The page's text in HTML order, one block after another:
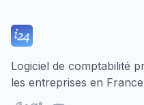
Logiciel de comptabilité
les entreprises en